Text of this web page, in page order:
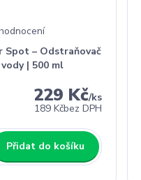
Spot – Odstraňovač
| 500 ml
229 Kč/ks
189 Kčbez DPH
Přidat do košíku